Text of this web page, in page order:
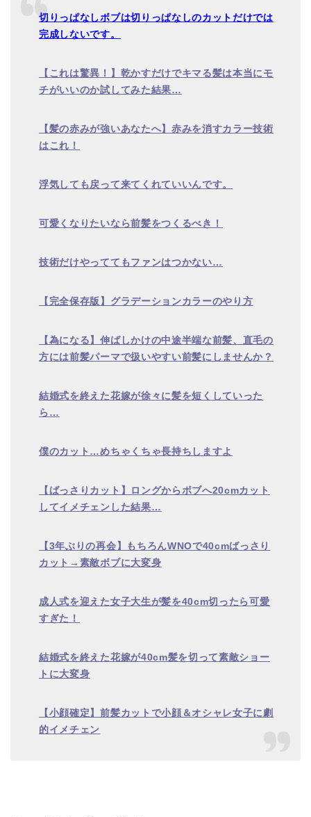
切りっぱなしボブは切りっぱなしのカットだけでは
完成しないです。
【これは驚異！】乾かすだけでキマる髪は本当にモ
チがいいのか試してみた結果…
【髪の赤みが強いあなたへ】赤みを消すカラー技術
はこれ！
浮気しても戻って来てくれていいんです。
可愛くなりたいなら前髪をつくるべき！
技術だけやっててもファンはつかない…
【完全保存版】グラデーションカラーのやり方
【為になる】伸ばしかけの中途半端な前髪、直毛の
方には前髪パーマで扱いやすい前髪にしませんか？
結婚式を終えた花嫁が徐々に髪を短くしていった
ら …
僕のカット …めちゃくちゃ長持ちしますよ
【ばっさりカット】ロングからボブへ20cmカット
してイメチェンした結果…
【 3年ぶりの再会】もちろんWNOで40cmばっさり
カット → 素敵ボブに大変身
成人式を迎えた女子大生が髪を40cm切ったら可愛
すぎた！
結婚式を終えた花嫁が40cm髪を切って素敵ショー
トに大変身
【小顔確定】前髪カットで小顔＆オシャレ女子に劇
的イメチェン